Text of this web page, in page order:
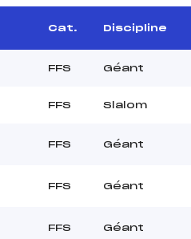
Cat. Discipline
FFS Géant
FFS Slalom
FFS Géant
FFS Géant
FFS Géant